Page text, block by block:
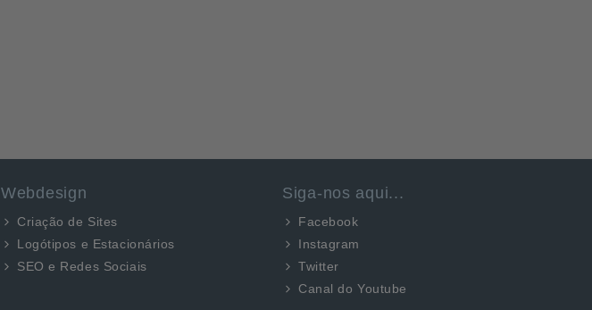
Webdesign
Criação de Sites
Logótipos e Estacionários
SEO e Redes Sociais
Siga-nos aqui...
Facebook
Instagram
Twitter
Canal do Youtube